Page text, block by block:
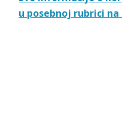
u posebnoj rubrici na